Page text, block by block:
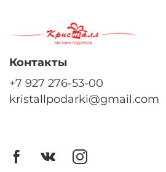
Контакты
+7 927 276-53-00
kristallpodarki@gmail.com